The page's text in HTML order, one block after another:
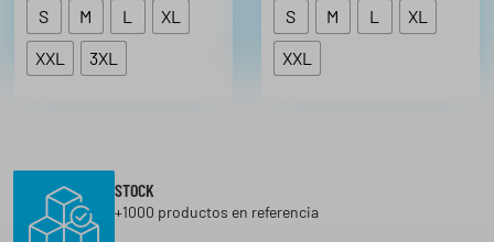
S M L
XL
XXL
3XL
S M L
XL
XXL
STOCK
+1000 productos en referencia